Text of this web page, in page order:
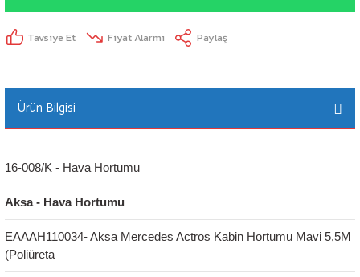
Tavsiye Et Fiyat Alarmı Paylaş
Ürün Bilgisi
16-008/K - Hava Hortumu
Aksa - Hava Hortumu
EAAAH110034- Aksa Mercedes Actros Kabin Hortumu Mavi 5,5M
(Poliüreta